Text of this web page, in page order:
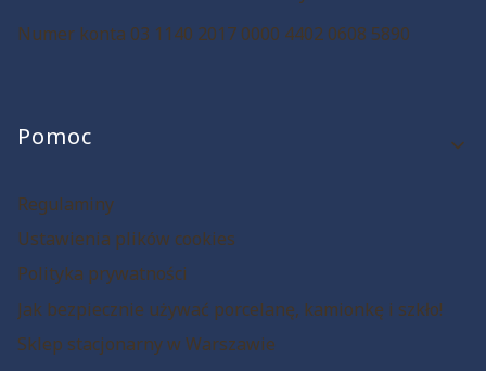
Numer konta 03 1140 2017 0000 4402 0608 5890
Linki w stopce
Pomoc
Regulaminy
Ustawienia plików cookies
Polityka prywatności
Jak bezpiecznie używać porcelanę, kamionkę i szkło!
Sklep stacjonarny w Warszawie